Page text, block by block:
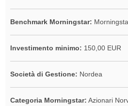
Benchmark Morningstar:
Investimento minimo: 150,00 EUR
Società di Gestione: Nordea
Categoria Morningstar: Azionari